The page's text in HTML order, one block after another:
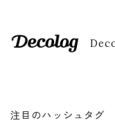
注目のハッシュタグ